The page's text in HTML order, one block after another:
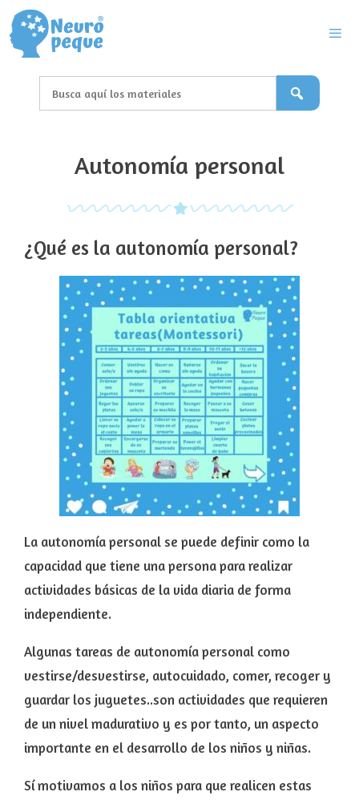
Saltar
al
contenido
Autonomía personal
¿Qué es la autonomía personal?
La autonomía personal se puede definir como la
capacidad que tiene una persona para realizar
actividades básicas de la vida diaria de forma
independiente.
Algunas tareas de autonomía personal como
vestirse/desvestirse, autocuidado, comer, recoger y
guardar los juguetes..son actividades que requieren
de un nivel madurativo y es por tanto, un aspecto
importante en el desarrollo de los niños y niñas.
Sí motivamos a los niños para que realicen estas